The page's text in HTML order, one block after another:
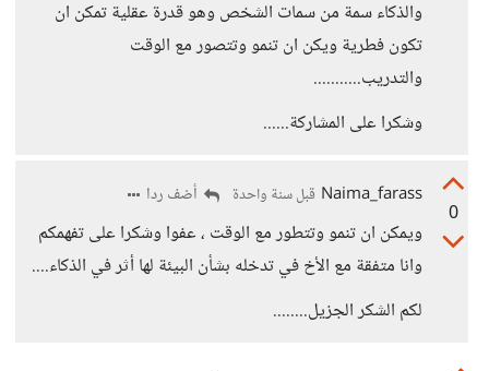
والذكاء سمة من سمات الشخص وهو قدرة عقلية تمكن ان
تكون فطرية ويكن ان تنمو وتتصور مع الوقت
والتدريب...........
وشكرا على المشاركة......
0
Naima_farass قبل سنة واحدة أضف ردا
ويمكن ان تنمو وتتطور مع الوقت ، عفوا وشكرا على تفهمكم
وانا متفقة مع الأخ في تدخله بشأن البيئة لها أثر في الذكاء....
لكم الشكر الجزيل........